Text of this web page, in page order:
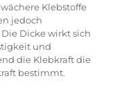
Klebstoffe
jedoch
Dicke wirkt sich
und
die Klebkraft die
bestimmt.